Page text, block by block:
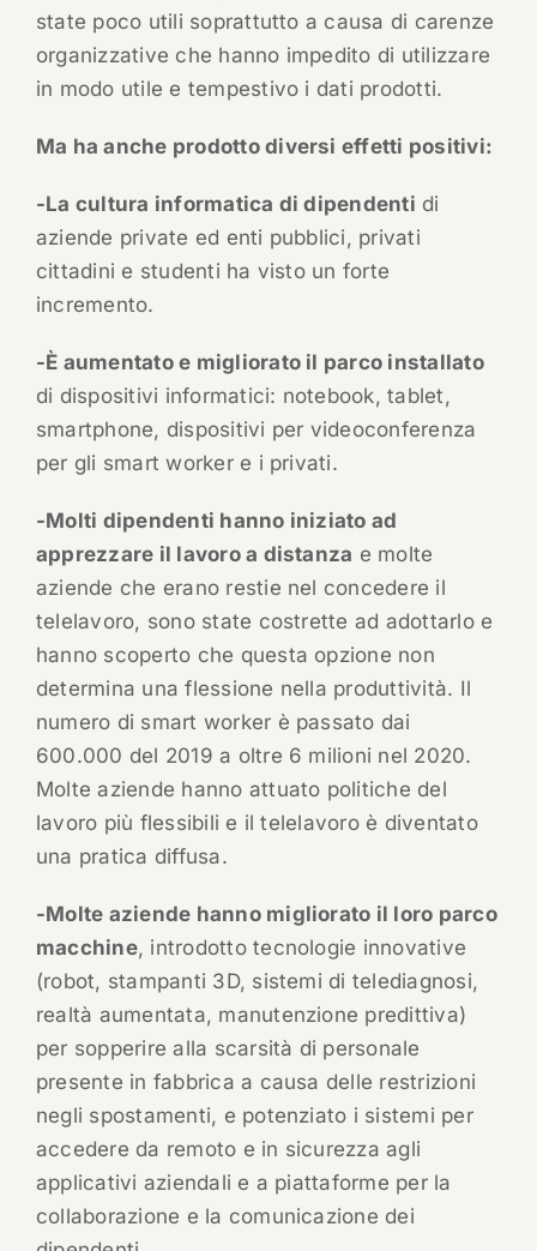
state poco utili soprattutto a causa di carenze
organizzative che hanno impedito di utilizzare
in modo utile e tempestivo i dati prodotti.
Ma ha anche prodotto diversi effetti positivi:
-La cultura informatica di dipendenti di
aziende private ed enti pubblici, privati
cittadini e studenti ha visto un forte
incremento.
-È aumentato e migliorato il parco installato
di dispositivi informatici: notebook, tablet,
smartphone, dispositivi per videoconferenza
per gli smart worker e i privati.
-Molti dipendenti hanno iniziato ad
apprezzare il lavoro a distanza e molte
aziende che erano restie nel concedere il
telelavoro, sono state costrette ad adottarlo e
hanno scoperto che questa opzione non
determina una flessione nella produttività. Il
numero di smart worker è passato dai
600.000 del 2019 a oltre 6 milioni nel 2020.
Molte aziende hanno attuato politiche del
lavoro più flessibili e il telelavoro è diventato
una pratica diffusa.
-Molte aziende hanno migliorato il loro parco
macchine, introdotto tecnologie innovative
(robot, stampanti 3D, sistemi di telediagnosi,
realtà aumentata, manutenzione predittiva)
per sopperire alla scarsità di personale
presente in fabbrica a causa delle restrizioni
negli spostamenti, e potenziato i sistemi per
accedere da remoto e in sicurezza agli
applicativi aziendali e a piattaforme per la
collaborazione e la comunicazione dei